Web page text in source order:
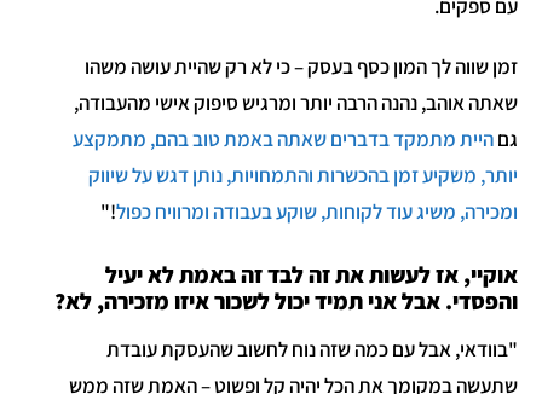
עם ספקים.
זמן שווה לך המון כסף בעסק – כי לא רק שהיית עושה משהו
שאתה אוהב, נהנה הרבה יותר ומרגיש סיפוק אישי מהעבודה,
גםהיית מתמקד בדברים שאתה באמת טוב בהם, מתמקצע
יותר, משקיע זמן בהכשרות והתמחויות, נותן דגש על שיווק
ומכירה, משיג עוד לקוחות, שוקע בעבודה ומרוויח כפול!"
אוקיי, אז לעשות את זה לבד זה באמת לא יעיל
והפסדי. אבל אני תמיד יכול לשכור איזו מזכירה, לא?
"בוודאי, אבל עם כמה שזה נוח לחשוב שהעסקת עובדת
שתעשה במקומך את הכל יהיה קל ופשוט – האמת שזה ממש